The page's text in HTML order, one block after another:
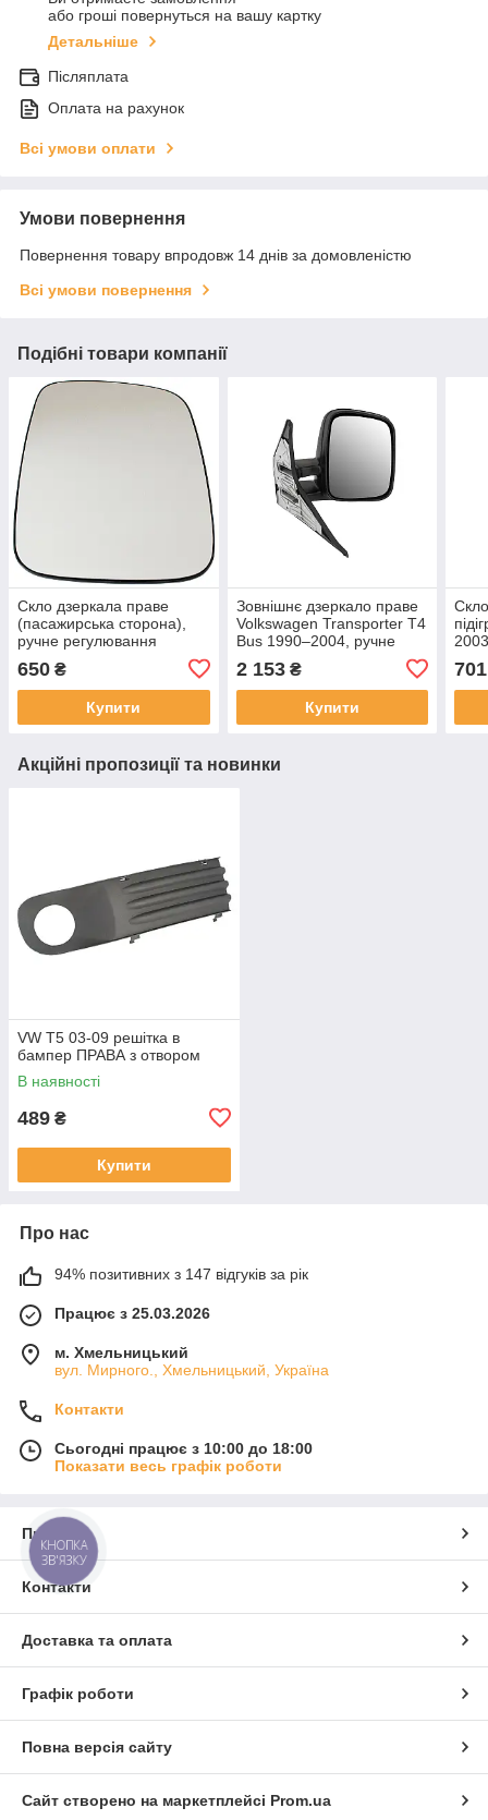
або гроші повернуться на вашу картку
Детальніше
Післяплата
Оплата на рахунок
Всі умови оплати
Умови повернення
Повернення товару впродовж 14 днів за домовленістю
Всі умови повернення
Подібні товари компанії
Скло дзеркала праве
(пасажирська сторона),
ручне регулювання
Volkswagen T4 1990–2003
650 ₴
Купити
Зовнішнє дзеркало праве
Volkswagen Transporter T4
Bus 1990–2004, ручне
2 153₴
Купити
701
Акційні пропозиції та новинки
VW T5 03-09 решітка в
бампер ПРАВА з отвором
В наявності
489 ₴
Купити
Про нас
94% позитивних з 147 відгуків за рік
Працює з 25.03.2026
м. Хмельницький
вул. Мирного., Хмельницький, Україна
Контакти
Сьогодні працює з 10:00 до 18:00
Показати весь графік роботи
Про нас
Контакти
Доставка та оплата
Графік роботи
Повна версія сайту
Сайт створено на маркетплейсі Prom.ua
КНОПКА
ЗВ'ЯЗКУ